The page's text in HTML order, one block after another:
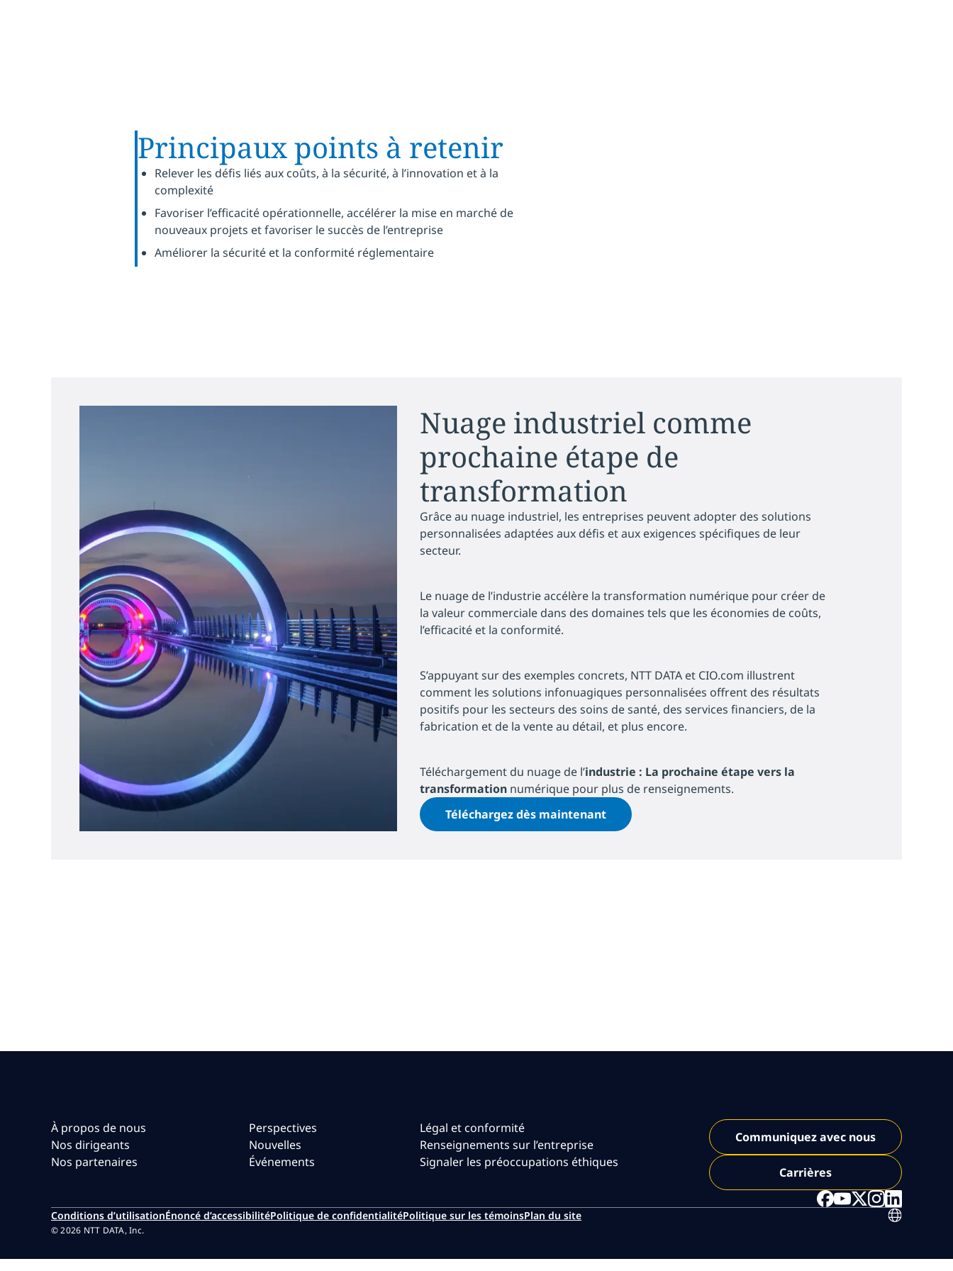
Principaux points à retenir
Relever les défis liés aux coûts, à la sécurité, à l’innovation et à la
complexité
Favoriser l’efficacité opérationnelle, accélérer la mise en marché de
nouveaux projets et favoriser le succès de l’entreprise
Améliorer la sécurité et la conformité réglementaire
Nuage industriel comme
prochaine étape de
transformation
Grâce au nuage industriel, les entreprises peuvent adopter des solutions
personnalisées adaptées aux défis et aux exigences spécifiques de leur
secteur.
Le nuage de l’industrie accélère la transformation numérique pour créer de
la valeur commerciale dans des domaines tels que les économies de coûts,
l’efficacité et la conformité.
S’appuyant sur des exemples concrets, NTT DATA et CIO.com illustrent
comment les solutions infonuagiques personnalisées offrent des résultats
positifs pour les secteurs des soins de santé, des services financiers, de la
fabrication et de la vente au détail, et plus encore.
Téléchargement du nuage de l’industrie : La prochaine étape vers la
transformation numérique pour plus de renseignements.
Téléchargez dès maintenant
À propos de nous
Nos dirigeants
Nos partenaires
Perspectives
Nouvelles
Événements
Légal et conformité
Renseignements sur l’entreprise
Signaler les préoccupations éthiques
Communiquez avec nous
Carrières
Conditions d’utilisationÉnoncé d’accessibilitéPolitique de confidentialitéPolitique sur les témoinsPlan du site
© 2026 NTT DATA, Inc.